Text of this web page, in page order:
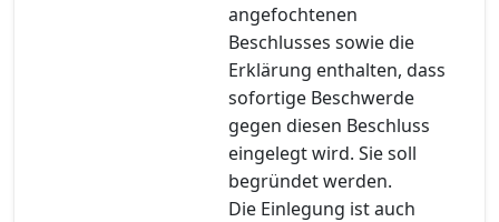
angefochtenen
Beschlusses sowie die
Erklärung enthalten, dass
sofortige Beschwerde
gegen diesen Beschluss
eingelegt wird. Sie soll
begründet werden.
Die Einlegung ist auch